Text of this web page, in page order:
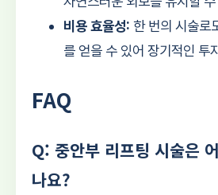
비용 효율성: 한 번의 시술로
를 얻을 수 있어 장기적인 투
FAQ
Q: 중안부 리프팅 시술은
나요?